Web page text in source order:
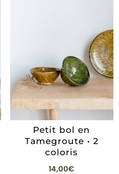
Petit bol en
Tamegroute • 2
coloris
14,00€